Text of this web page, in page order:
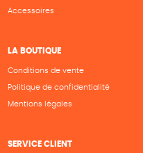
Accessoires
LA BOUTIQUE
Conditions de vente
Politique de confidentialité
Mentions légales
SERVICE CLIENT